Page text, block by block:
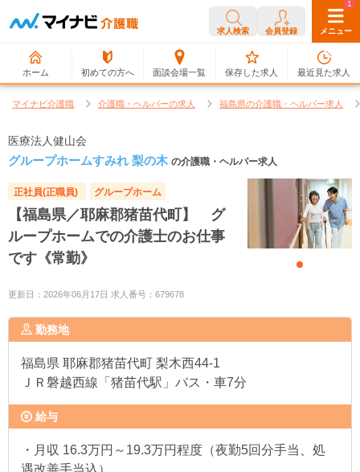
求人検索 会員登録 メニュー
ホーム 初めての方へ 面談会場一覧
0
保存した求人
1
最近見た求人
マイナビ介護職 介護職・ヘルパーの求人 福島県の介護職・ヘルパー求人
医療法人健山会
グループホームすみれ 梨の木 の介護職・ヘルパー求人
正社員(正職員) グループホーム
【福島県／耶麻郡猪苗代町】 グ
ループホームでの介護士のお仕事
です《常勤》
更新日：2026年06月17日 求人番号：679678
勤務地
福島県 耶麻郡猪苗代町 梨木西44-1
ＪＲ磐越西線「猪苗代駅」バス・車7分
給与
・月収 16.3万円～19.3万円程度（夜勤5回分手当、処
遇改善手当込）